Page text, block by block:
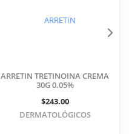
ARRETIN TRETINOINA CREMA
30G 0.05%
$243.00
DERMATOLÓGICOS